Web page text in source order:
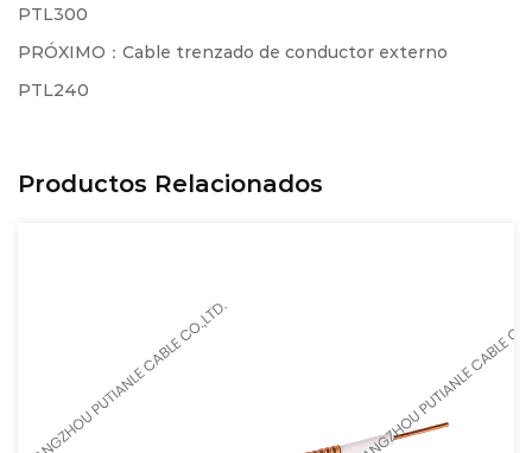
PTL300
PRÓXIMO：Cable trenzado de conductor externo
PTL240
Productos Relacionados